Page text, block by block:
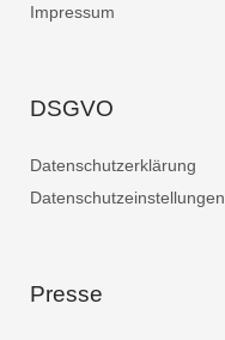
Impressum
DSGVO
Datenschutzerklärung
Datenschutzeinstellungen
Presse